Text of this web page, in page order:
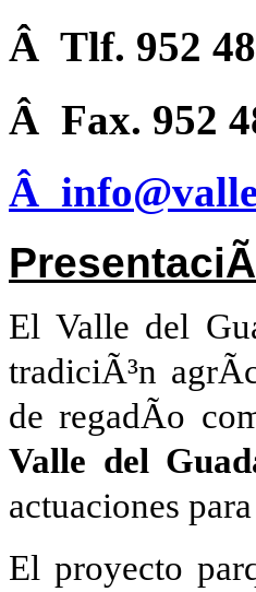
Â Tlf. 952
Â Fax. 952
Â
El Valle del
tradiciÃ³n
de regadÃ­o
Valle del
actuaciones
El proyecto